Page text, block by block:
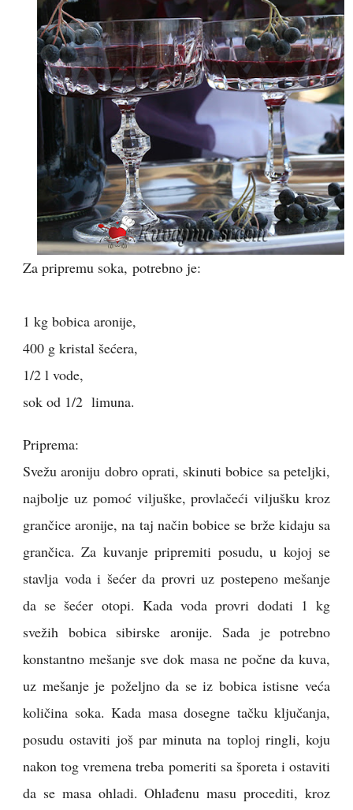
Za pripremu soka, potrebno je:
1 kg bobica aronije,
400 g kristal šećera,
1/2 l vode,
sok od 1/2 limuna.
Priprema:
Svežu aroniju dobro oprati, skinuti bobice sa peteljki,
najbolje uz pomoć viljuške, provlačeći viljušku kroz
grančice aronije, na taj način bobice se brže kidaju sa
grančica. Za kuvanje pripremiti posudu, u kojoj se
stavlja voda i šećer da provri uz postepeno mešanje
da se šećer otopi. Kada voda provri dodati 1 kg
svežih bobica sibirske aronije. Sada je potrebno
konstantno mešanje sve dok masa ne počne da kuva,
uz mešanje je poželjno da se iz bobica istisne veća
količina soka. Kada masa dosegne tačku ključanja,
posudu ostaviti još par minuta na toploj ringli, koju
nakon tog vremena treba pomeriti sa šporeta i ostaviti
da se masa ohladi. Ohlađenu masu procediti, kroz